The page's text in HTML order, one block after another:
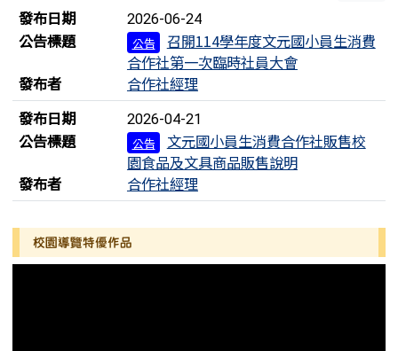
新聞列表
發布日期 2026-06-24
公告標題 公告
召開114學年度文元國小員生消費
合作社第一次臨時社員大會
發布者
合作社經理
發布日期
2026-04-21
公告標題 公告
文元國小員生消費合作社販售校
園食品及文具商品販售說明
發布者
合作社經理
左邊區域內容
校園導覽特優作品